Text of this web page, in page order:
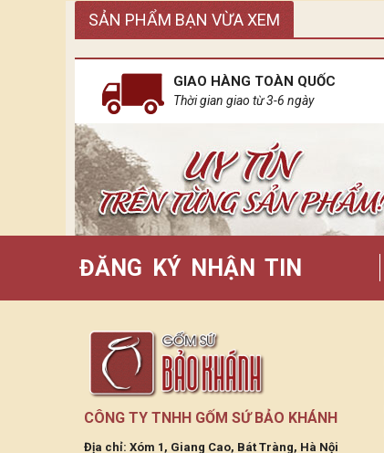
SẢN PHẨM BẠN VỪA XEM
GIAO HÀNG TOÀN QUỐC
Thời gian giao từ 3-6 ngày
ĐĂNG KÝ NHẬN TIN
CÔNG TY TNHH GỐM SỨ BẢO KHÁNH
Địa chỉ: Xóm 1, Giang Cao, Bát Tràng, Hà Nội